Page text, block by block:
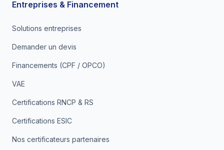
Entreprises & Financement
Solutions entreprises
Demander un devis
Financements (CPF / OPCO)
VAE
Certifications RNCP & RS
Certifications ESIC
Nos certificateurs partenaires